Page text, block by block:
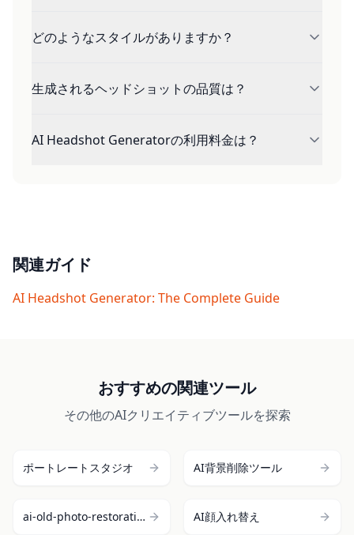
ナルなヘッドショットを生成します。AIが顔の特徴
安全に処理され、生成後に保存されることはありま
どのようなスタイルがありますか？
ジュアル、モダン、ソフィスティケイテッド、エネ
のプロスタイルをご用意。各スタイルは企業プロフ
生成されるヘッドショットの品質は？
自然な仕上がりの高解像度ヘッドショットを生成し
AI Headshot Generatorの利用料金は？
関連ガイド
AI Headshot Generator: The Complete Guide
おすすめの関連ツール
その他のAIクリエイティブツールを探索
ポートレートスタジオ AI背景削除ツール
ai-old-photo-restoration AI顔入れ替え